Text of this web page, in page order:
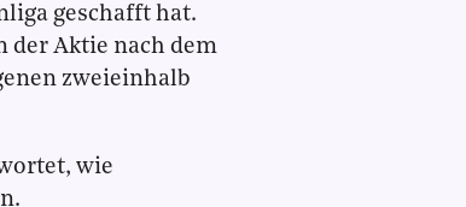
geschafft hat.
der Aktie nach dem
zweieinhalb
wie